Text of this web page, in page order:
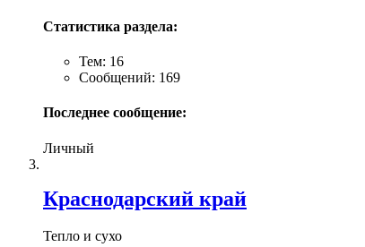
Статистика раздела:
Тем: 16
Сообщений: 169
Последнее сообщение:
Личный
Краснодарский край
Тепло и сухо